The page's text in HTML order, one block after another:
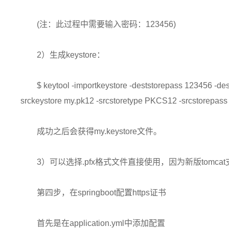
(注：此过程中需要输入密码：123456)
2）生成keystore：
$ keytool -importkeystore -deststorepass 123456 -
srckeystore my.pk12 -srcstoretype PKCS12 -
成功之后会获得my.keystore文件。
3）可以选择.pfx格式文件直接使用，因为新版tomcat
第四步，在springboot配置https证书
首先是在application.yml中添加配置